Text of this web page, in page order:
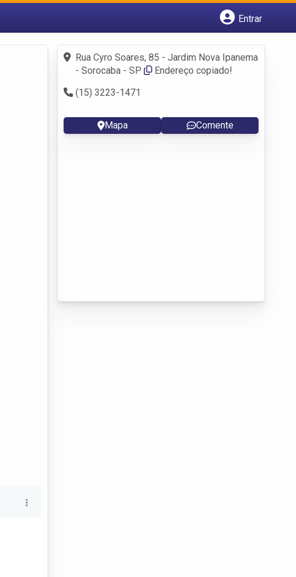
Entrar
Fazer login
Criar conta
Rua Cyro Soares, 85 - Jardim Nova Ipanema
- Sorocaba - SP
Endereço copiado!
(15) 3223-1471
Mapa Comente